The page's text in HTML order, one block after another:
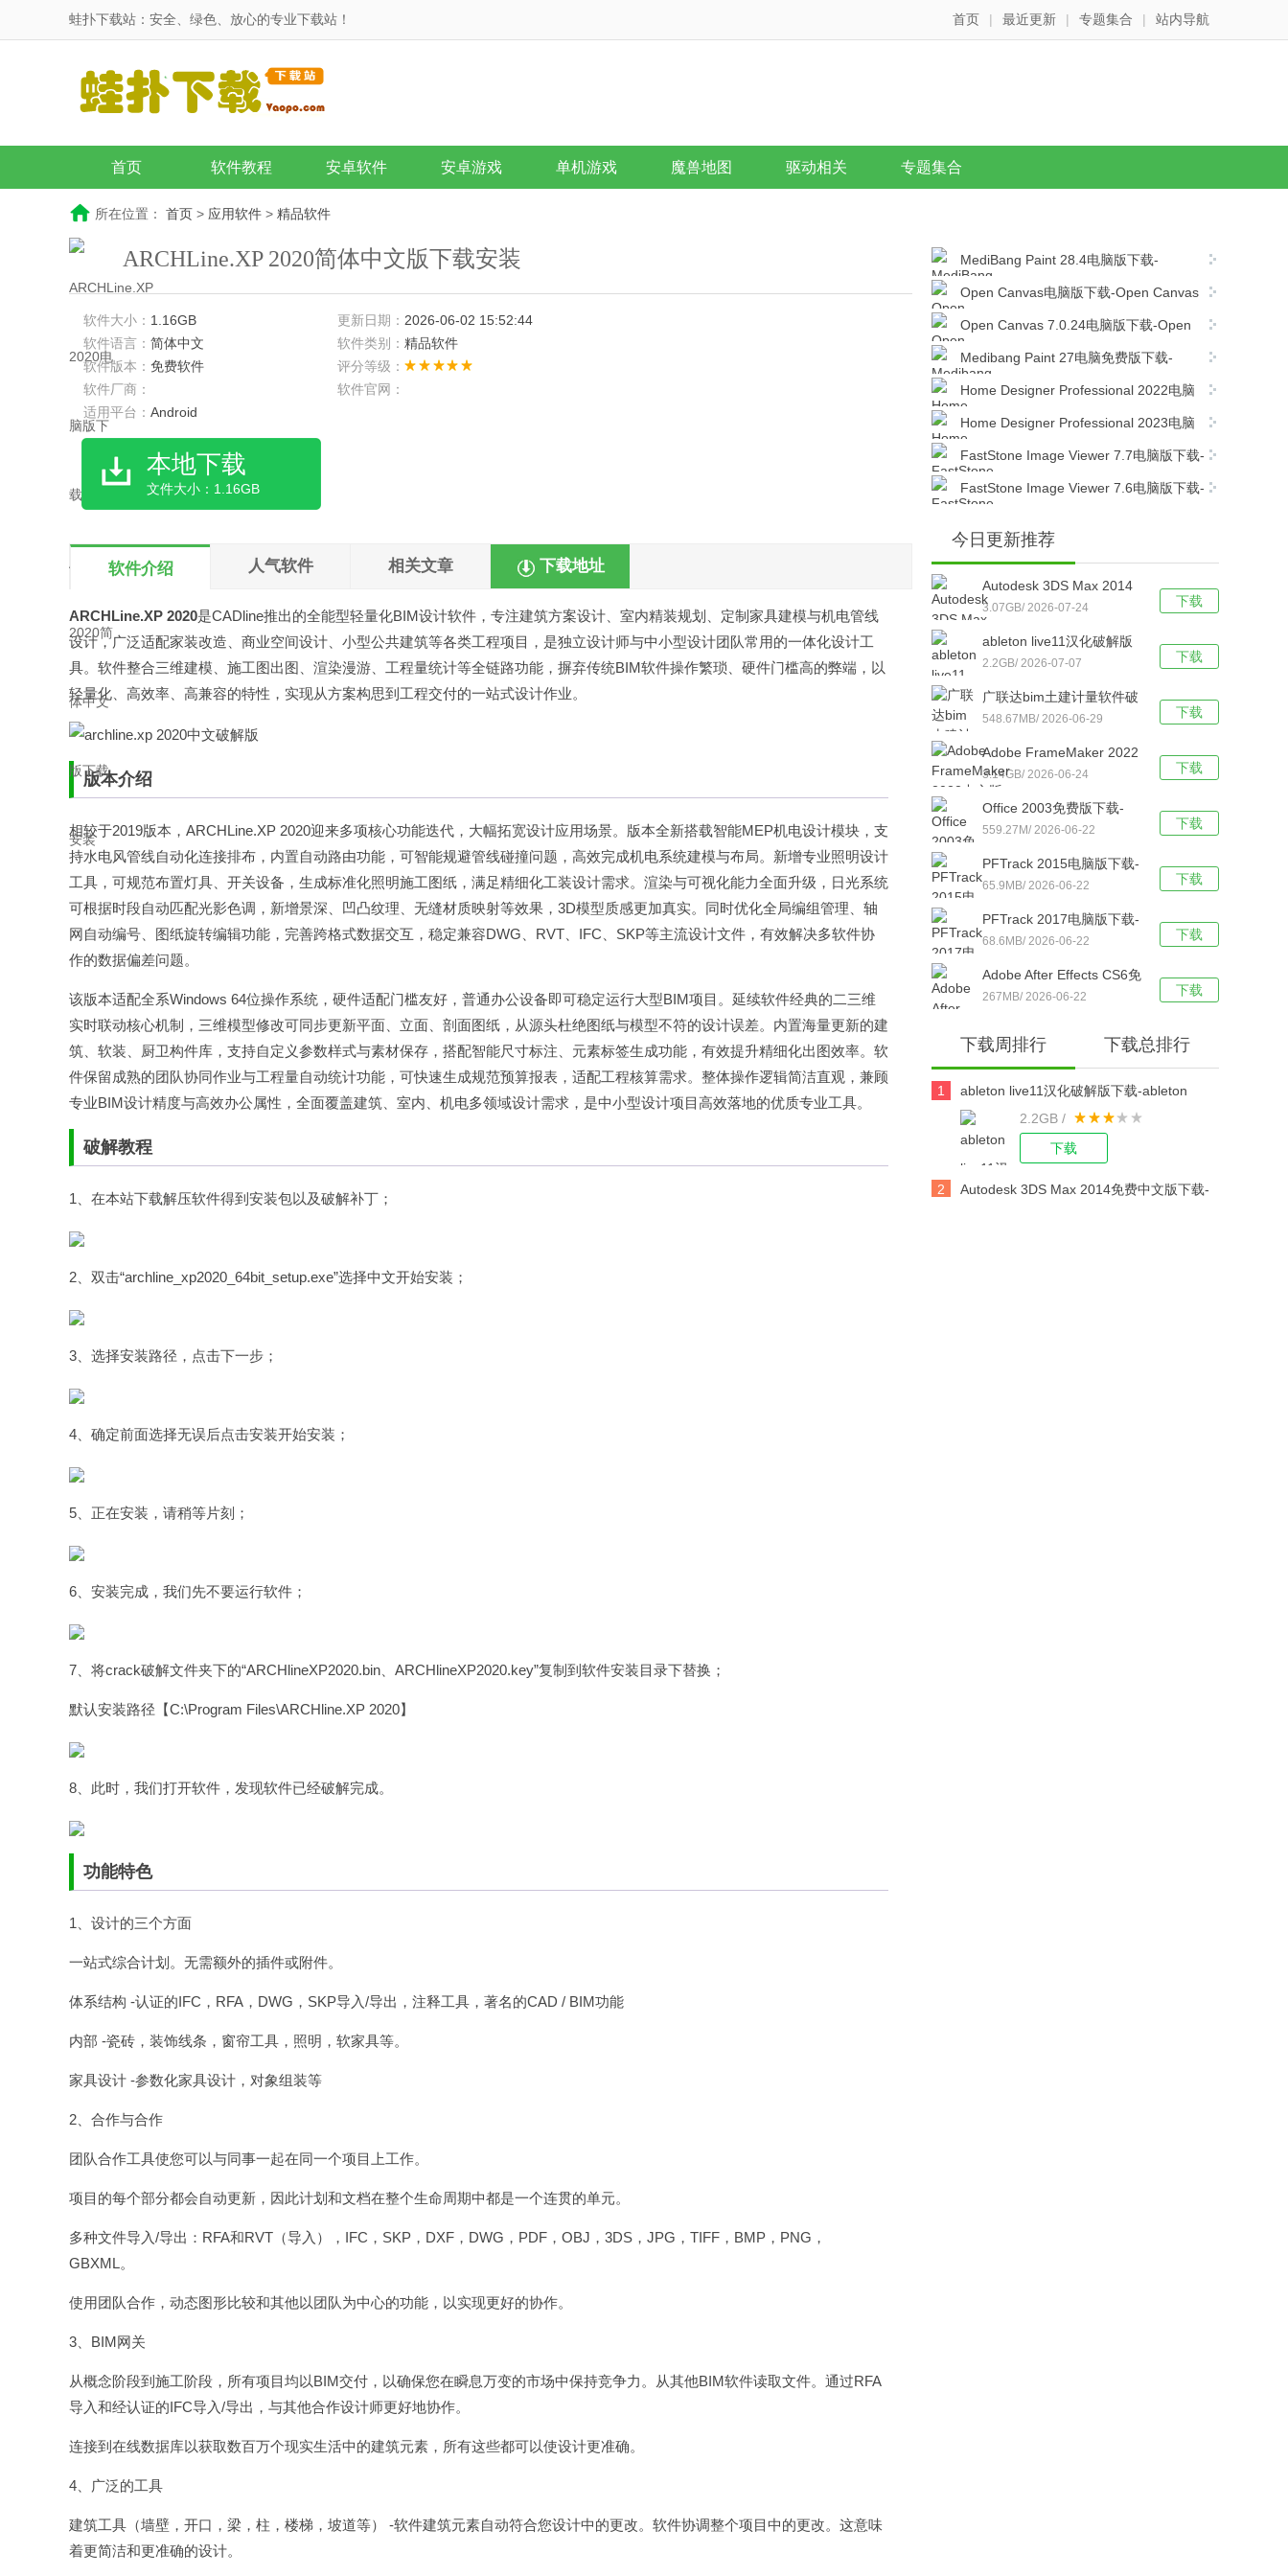
蛙扑下载站：安全、绿色、放心的专业下载站！ 首页 | 最近更新 | 专题集合 | 站内导航
首页 软件教程 安卓软件 安卓游戏 单机游戏 魔兽地图 驱动相关 专题集合
所在位置： 首页 > 应用软件 > 精品软件
ARCHLine.XP 2020简体中文版下载安装
软件大小： 1.16GB 更新日期： 2026-06-02 15:52:44
软件语言： 简体中文 软件类别： 精品软件
软件版本： 免费软件
评分等级：
软件厂商：
软件官网：
适用平台： Android
本地下载
文件大小：1.16GB
软件介绍 人气软件 相关文章 下载地址
ARCHLine.XP 2020是CADline推出的全能型轻量化BIM设计软件，专注建筑方案设计、室内精装规划、定制家具建模与机电管线
设计，广泛适配家装改造、商业空间设计、小型公共建筑等各类工程项目，是独立设计师与中小型设计团队常用的一体化设计工
具。软件整合三维建模、施工图出图、渲染漫游、工程量统计等全链路功能，摒弃传统BIM软件操作繁琐、硬件门槛高的弊端，以
轻量化、高效率、高兼容的特性，实现从方案构思到工程交付的一站式设计作业。
版本介绍
相较于2019版本，ARCHLine.XP 2020迎来多项核心功能迭代，大幅拓宽设计应用场景。版本全新搭载智能MEP机电设计模块，支
持水电风管线自动化连接排布，内置自动路由功能，可智能规避管线碰撞问题，高效完成机电系统建模与布局。新增专业照明设计
工具，可规范布置灯具、开关设备，生成标准化照明施工图纸，满足精细化工装设计需求。渲染与可视化能力全面升级，日光系统
可根据时段自动匹配光影色调，新增景深、凹凸纹理、无缝材质映射等效果，3D模型质感更加真实。同时优化全局编组管理、轴
网自动编号、图纸旋转编辑功能，完善跨格式数据交互，稳定兼容DWG、RVT、IFC、SKP等主流设计文件，有效解决多软件协
作的数据偏差问题。
该版本适配全系Windows 64位操作系统，硬件适配门槛友好，普通办公设备即可稳定运行大型BIM项目。延续软件经典的二三维
实时联动核心机制，三维模型修改可同步更新平面、立面、剖面图纸，从源头杜绝图纸与模型不符的设计误差。内置海量更新的建
筑、软装、厨卫构件库，支持自定义参数样式与素材保存，搭配智能尺寸标注、元素标签生成功能，有效提升精细化出图效率。软
件保留成熟的团队协同作业与工程量自动统计功能，可快速生成规范预算报表，适配工程核算需求。整体操作逻辑简洁直观，兼顾
专业BIM设计精度与高效办公属性，全面覆盖建筑、室内、机电多领域设计需求，是中小型设计项目高效落地的优质专业工具。
破解教程
1、在本站下载解压软件得到安装包以及破解补丁；
2、双击“archline_xp2020_64bit_setup.exe”选择中文开始安装；
3、选择安装路径，点击下一步；
4、确定前面选择无误后点击安装开始安装；
5、正在安装，请稍等片刻；
6、安装完成，我们先不要运行软件；
7、将crack破解文件夹下的“ARCHlineXP2020.bin、ARCHlineXP2020.key”复制到软件安装目录下替换；
默认安装路径【C:\Program Files\ARCHline.XP 2020】
8、此时，我们打开软件，发现软件已经破解完成。
功能特色
1、设计的三个方面
一站式综合计划。无需额外的插件或附件。
体系结构 -认证的IFC，RFA，DWG，SKP导入/导出，注释工具，著名的CAD / BIM功能
内部 -瓷砖，装饰线条，窗帘工具，照明，软家具等。
家具设计 -参数化家具设计，对象组装等
2、合作与合作
团队合作工具使您可以与同事一起在同一个项目上工作。
项目的每个部分都会自动更新，因此计划和文档在整个生命周期中都是一个连贯的单元。
多种文件导入/导出：RFA和RVT（导入），IFC，SKP，DXF，DWG，PDF，OBJ，3DS，JPG，TIFF，BMP，PNG，
GBXML。
使用团队合作，动态图形比较和其他以团队为中心的功能，以实现更好的协作。
3、BIM网关
从概念阶段到施工阶段，所有项目均以BIM交付，以确保您在瞬息万变的市场中保持竞争力。从其他BIM软件读取文件。通过RFA
导入和经认证的IFC导入/导出，与其他合作设计师更好地协作。
连接到在线数据库以获取数百万个现实生活中的建筑元素，所有这些都可以使设计更准确。
4、广泛的工具
建筑工具（墙壁，开口，梁，柱，楼梯，坡道等） -软件建筑元素自动符合您设计中的更改。软件协调整个项目中的更改。这意味
着更简洁和更准确的设计。
MediBang Paint 28.4电脑版下载-
MediBang Paint 28.4简体中文版下载
Open Canvas电脑版下载-Open Canvas
v6.2.11简体中文版下载
Open Canvas 7.0.24电脑版下载-Open
Canvas v7.0.24免费官方版下载
Medibang Paint 27电脑免费版下载-
Medibang Paint 27.0简体中文版下载
Home Designer Professional 2022电脑
版下载-Home Designer Professional 2022
v23.3简体中文版下载
Home Designer Professional 2023电脑
版下载-Home Designer Professional 2023
v24.3简体中文版下载
FastStone Image Viewer 7.7电脑版下载-
FastStone Image Viewer 7.7简体中文版下载
FastStone Image Viewer 7.6电脑版下载-
今日更新推荐
下载
Autodesk 3DS Max 2014
免费中文版下载-Autodesk
3DS Max 2014官方电脑版
3.07GB/ 2026-07-24
下载
ableton live11汉化破解版
下载-ableton live11 32/64
位 中文版下载
2.2GB/ 2026-07-07
下载
广联达bim土建计量软件破
解版下载-广联达bim土建
载
548.67MB/ 2026-06-29
下载
Adobe FrameMaker 2022
中文版下载-Adobe
FrameMaker v17.0.2.431
3.14GB/ 2026-06-24
下载
Office 2003免费版下载-
Office 2003专业版【亲测
有效】简体中文版下载
559.27M/ 2026-06-22
下载
PFTrack 2015电脑版下载-
PFTrack 2015简体中文版
65.9MB/ 2026-06-22
下载
PFTrack 2017电脑版下载-
PFTrack 2017简体中文版
68.6MB/ 2026-06-22
下载
Adobe After Effects CS6免
费版下载-Adobe After
载安装
267MB/ 2026-06-22
下载周排行 下载总排行
1
ableton live11汉化破解版下载-ableton
live11 32/64位 中文版下载
2.2GB /
下载
2
Autodesk 3DS Max 2014免费中文版下载-